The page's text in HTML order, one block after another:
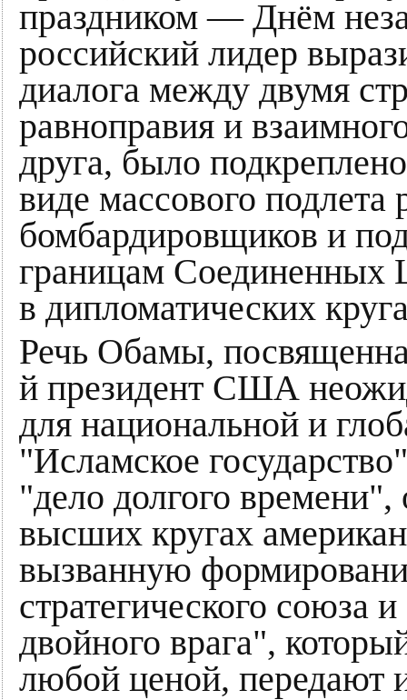
праздником — Днём
российский лидер
диалога между двумя
равноправия и
друга, было
виде массового подлета
бомбардировщиков и
границам Соединенных
в дипломатических
Речь Обамы,
й президент США
для национальной и
"Исламское
"дело долгого времени",
высших кругах
вызванную
стратегического
двойного врага",
любой ценой,